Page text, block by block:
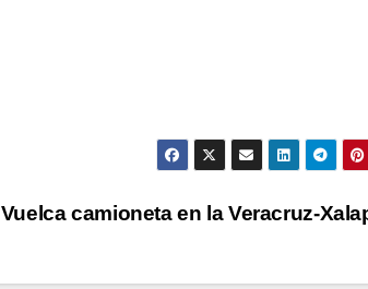
Vuelca camioneta en la Veracruz-